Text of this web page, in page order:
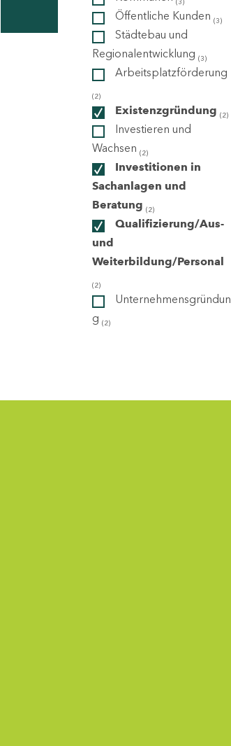
(3)
Öffentliche Kunden (3)
Städtebau und
Regionalentwicklung (3)
Arbeitsplatzförderung
(2)
Existenzgründung (2)
Investieren und
Wachsen (2)
Investitionen in
Sachanlagen und
Beratung (2)
Qualifizierung/Aus-
und
Weiterbildung/Personal
(2)
Unternehmensgründun
g (2)